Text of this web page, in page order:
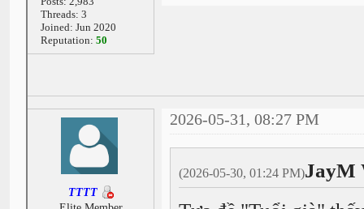
Threads: 3
Joined: Jun 2020
Reputation: 50
TTTT
2026-05-31, 08:27 PM
(2026-05-30, 01:24 PM)JayM